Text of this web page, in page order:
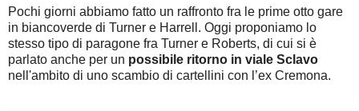
Pochi giorni abbiamo fatto un raffronto fra le prime otto gare
in biancoverde di Turner e Harrell. Oggi proponiamo lo
stesso tipo di paragone fra Turner e Roberts, di cui si è
parlato anche per un possibile ritorno in viale Sclavo
nell'ambito di uno scambio di cartellini con l’ex Cremona.